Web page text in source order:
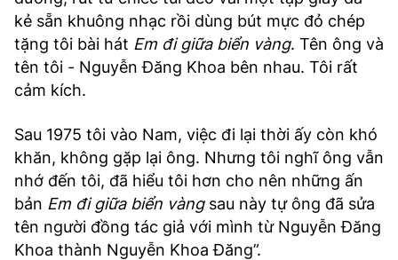
kẻ sẵn khuông nhạc rồi dùng bút mực đỏ chép
tặng tôi bài hát Em đi giữa biển vàng. Tên ông và
tên tôi - Nguyễn Đăng Khoa bên nhau. Tôi rất
cảm kích.
Sau 1975 tôi vào Nam, việc đi lại thời ấy còn khó
khăn, không gặp lại ông. Nhưng tôi nghĩ ông vẫn
nhớ đến tôi, đã hiểu tôi hơn cho nên những ấn
bản Em đi giữa biển vàng sau này tự ông đã sửa
tên người đồng tác giả với mình từ Nguyễn Đăng
Khoa thành Nguyễn Khoa Đăng”.